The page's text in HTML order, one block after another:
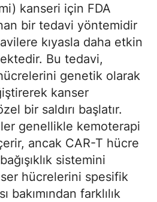
kanseri için FDA
bir tedavi yöntemidir
kıyasla daha etkin
Bu tedavi,
genetik olarak
kanser
bir saldırı başlatır.
genellikle kemoterapi
ancak CAR-T hücre
sistemini
hücrelerini spesifik
bakımından farklılık